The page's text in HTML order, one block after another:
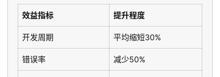
效益指标 提升程度
开发周期 平均缩短30%
错误率 减少50%